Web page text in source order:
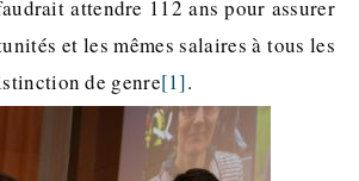
attendre 112 ans pour assurer
et les mêmes salaires à tous les
de genre[1].